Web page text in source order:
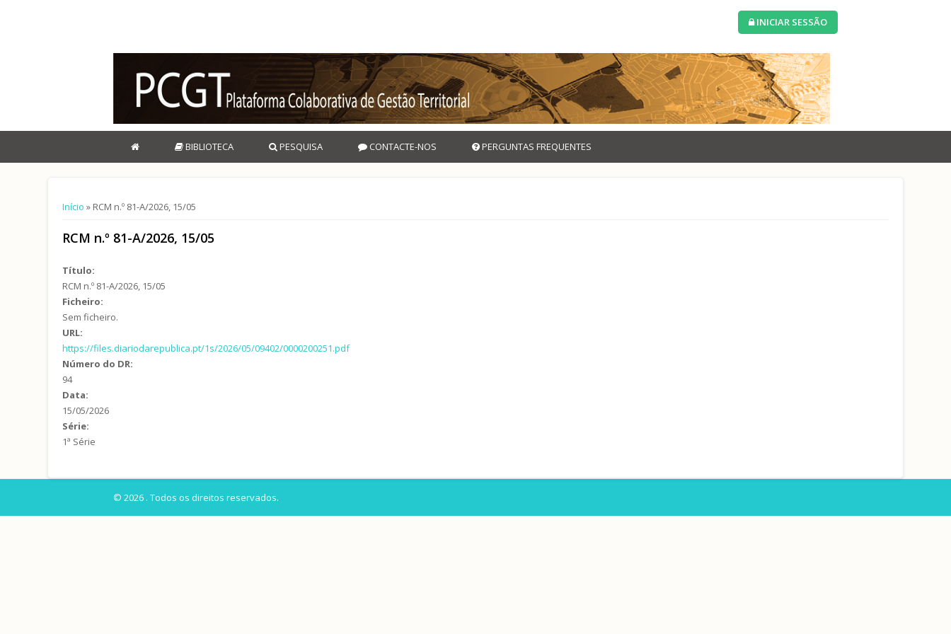
INICIAR SESSÃO
BIBLIOTECA PESQUISA CONTACTE-NOS PERGUNTAS FREQUENTES
Está aqui
Início » RCM n.º 81-A/2026, 15/05
RCM n.º 81-A/2026, 15/05
Título:
RCM n.º 81-A/2026, 15/05
Ficheiro:
Sem ficheiro.
URL:
https://files.diariodarepublica.pt/1s/2026/05/09402/0000200251.pdf
Número do DR:
94
Data:
15/05/2026
Série:
1ª Série
© 2026 . Todos os direitos reservados.